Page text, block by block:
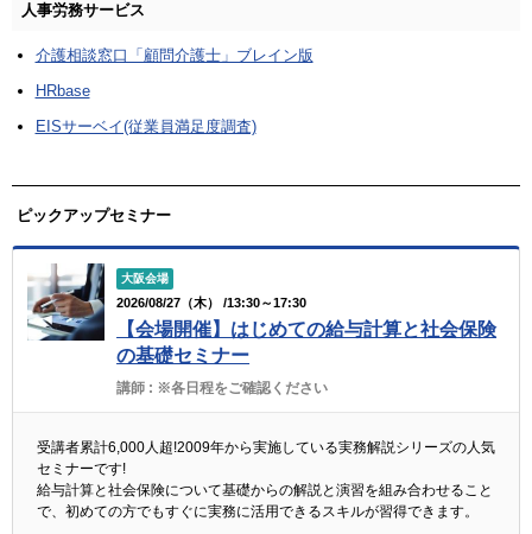
人事労務サービス
介護相談窓口「顧問介護士」ブレイン版
HRbase
EISサーベイ(従業員満足度調査)
ピックアップセミナー
大阪会場
2026/08/27（木） /13:30～17:30
【会場開催】はじめての給与計算と社会保険
の基礎セミナー
講師 : ※各日程をご確認ください
受講者累計6,000人超!2009年から実施している実務解説シリーズの人気
セミナーです!
給与計算と社会保険について基礎からの解説と演習を組み合わせること
で、初めての方でもすぐに実務に活用できるスキルが習得できます。